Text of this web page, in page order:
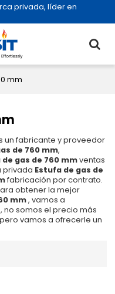
privada, líder en
mm
un fabricante y proveedor
de 760 mm,
de gas de 760 mmventas
privada Estufa de gas de
fabricación por contrato.
obtener la mejor
mm, vamos a
somos el precio más
vamos a ofrecerle un